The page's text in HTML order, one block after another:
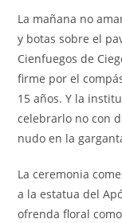
entrada:
La mañana no
y botas sobre el
Cienfuegos de
firme por el
15 años. Y la
celebrarlo no con
nudo en la
La ceremonia
a la estatua del
ofrenda floral